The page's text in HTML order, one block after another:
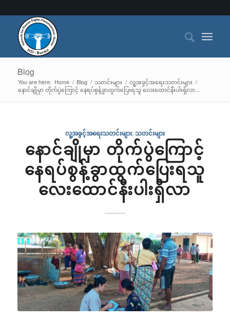
Blog
You are here: Home / Blog / သတင်းများ / လူ့အခွင့်အရေးသတင်းများ /
နောင်ချိုမှာ တိုက်ပွဲကြောင့် နေရပ်စွန့်ခွာထွက်ပြေးရသူ လေးထောင်နီးပါးရှိလာ...
လူ့အခွင့်အရေးသတင်းများ,သတင်းများ
နောင်ချိုမှာ တိုက်ပွဲကြောင့်
နေရပ်စွန့်ခွာထွက်ပြေးရသူ
လေးထောင်နီးပါးရှိလာ